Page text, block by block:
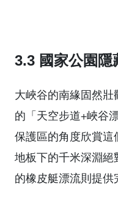
3.3 國家公園隱
大峽谷的南緣固然壯
的「天空步道+峽谷
保護區的角度欣賞
地板下的千米深淵
的橡皮艇漂流則提供